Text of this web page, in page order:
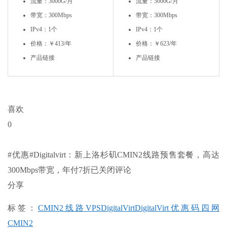
带宽：300Mbps
IPv4：1个
价格：￥413/年
产品链接
带宽：300Mbps
IPv4：1个
价格：￥623/年
产品链接
喜欢
0
#优惠#Digitalvirt：新上洛杉矶CMIN2线路预售套餐，高达
300Mbps带宽，年付7折已关闭评论
分享
标签： CMIN2线路VPSDigitalVirtDigitalVirt优惠码 四网
CMIN2